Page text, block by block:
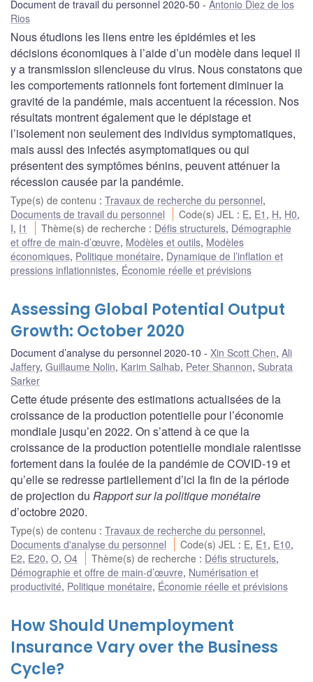
Document de travail du personnel 2020-50
Antonio Diez de los
Rios
Nous étudions les liens entre les épidémies et les
décisions économiques à l’aide d’un modèle dans lequel il
y a transmission silencieuse du virus. Nous constatons que
les comportements rationnels font fortement diminuer la
gravité de la pandémie, mais accentuent la récession. Nos
résultats montrent également que le dépistage et
l’isolement non seulement des individus symptomatiques,
mais aussi des infectés asymptomatiques ou qui
présentent des symptômes bénins, peuvent atténuer la
récession causée par la pandémie.
Type(s) de contenu : Travaux de recherche du personnel,
Documents de travail du personnel
Code(s) JEL : E, E1 , H, H0,
I, I1 Thème(s) de recherche : Défis structurels, Démographie
et offre de main-d’œuvre, Modèles et outils, Modèles
économiques, Politique monétaire, Dynamique de l’inflation et
pressions inflationnistes, Économie réelle et prévisions
Assessing Global Potential Output
Growth: October 2020
Document d’analyse du personnel 2020-10 Xin Scott Chen, Ali
Jaffery, Guillaume Nolin, Karim Salhab, Peter Shannon, Subrata
Sarker
Cette étude présente des estimations actualisées de la
croissance de la production potentielle pour l’économie
mondiale jusqu’en 2022. On s’attend à ce que la
croissance de la production potentielle mondiale ralentisse
fortement dans la foulée de la pandémie de COVID-19 et
qu’elle se redresse partiellement d’ici la fin de la période
de projection du Rapport sur la politique monétaire
d’octobre 2020.
Type(s) de contenu : Travaux de recherche du personnel,
Documents d'analyse du personnel
Code(s) JEL : E, E1 , E10,
E2, E20, O, O4 Thème(s) de recherche : Défis structurels,
Démographie et offre de main-d’œuvre, Numérisation et
productivité, Politique monétaire, Économie réelle et prévisions
How Should Unemployment
Insurance Vary over the Business
Cycle?